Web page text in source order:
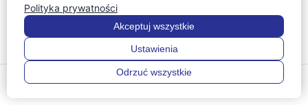
944 zł.897 zł.
0
Polityka prywatności
Ustawienia
Odrzuć wszystkie
Akceptuj wszystkie